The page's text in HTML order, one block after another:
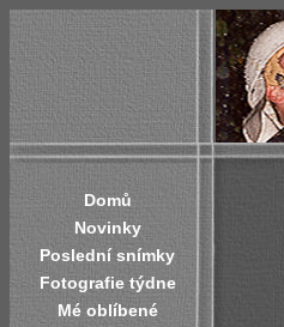
Domů
Novinky
Poslední snímky
Fotografie týdne
Mé oblíbené